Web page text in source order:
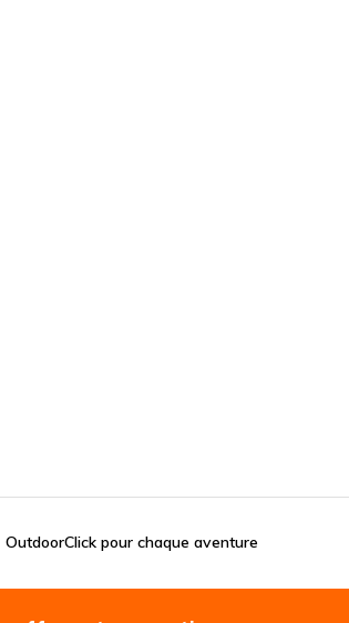
OutdoorClick pour chaque aventure